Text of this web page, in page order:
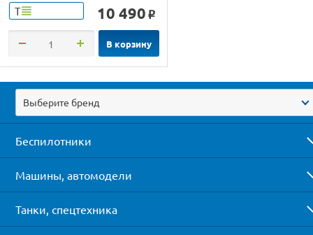
Т 10 490 o
В корзину
Выберите бренд
Беспилотники
Машины, автомодели
Танки, спецтехника